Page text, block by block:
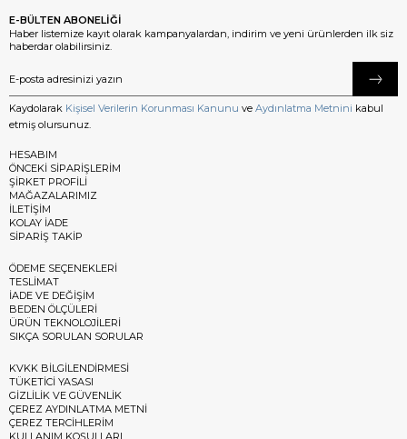
E-BÜLTEN ABONELİĞİ
Haber listemize kayıt olarak kampanyalardan, indirim ve yeni ürünlerden ilk siz
haberdar olabilirsiniz.
Kaydolarak Kişisel Verilerin Korunması Kanunu ve Aydınlatma Metnini kabul
etmiş olursunuz.
HESABIM
ÖNCEKİ SİPARİŞLERİM
ŞİRKET PROFİLİ
MAĞAZALARIMIZ
İLETİŞİM
KOLAY İADE
SİPARİŞ TAKİP
ÖDEME SEÇENEKLERİ
TESLİMAT
İADE VE DEĞİŞİM
BEDEN ÖLÇÜLERİ
ÜRÜN TEKNOLOJİLERİ
SIKÇA SORULAN SORULAR
KVKK BİLGİLENDİRMESİ
TÜKETİCİ YASASI
GİZLİLİK VE GÜVENLİK
ÇEREZ AYDINLATMA METNİ
ÇEREZ TERCİHLERİM
KULLANIM KOŞULLARI